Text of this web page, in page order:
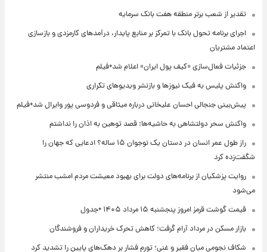
تقدیر از شعب برتر منطقه هفت بانک سرمایه
اجرای برنامه تحول بانک با تمرکز بر منابع پایدار، درآمدهای کارمزدی و بازسازی
اعتماد مشتریان
جزئیات فعال‌سازی «کیف پول ایران» اعلام شد+فیلم
واکنش پلیس به فیک نیوزها و بازنشر ویدیوهای تکراری
پیش‌بینی جنجالی احسان علیخانی درباره میثاقی و فردوسی پور وایرال شد+فیلم
واکنش سحر دولتشاهی به حاشیه‌ها: قصد توهین به اذان را نداشتم
راز طول عمر انسان در دستان یک نوجوان ۱۵ ساله؟ ادعایی که جهان را
شگفت‌زده کرد
روایت پزشکیان از برنامه‌های دولت برای بهبود معیشت مردم امشب منتشر
می‌شود
قیمت گوشت قرمز امروز پنجشنبه ۱۵ مرداد ۱۴۰۵ +جدول
بازار مسکن در مرداد آرام گرفت؛ کاهش تحرک خریداران و فروشندگان
شکاف نجومی میان فقیر و غنی؛ تورم فشار بر دهک‌های پایین را تشدید کرد